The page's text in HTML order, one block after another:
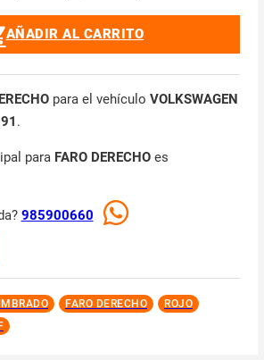
AÑADIR AL CARRITO
para el vehículo VOLKSWAGEN
.
para FARO DERECHOes
985900660
FARO DERECHO
ROJO